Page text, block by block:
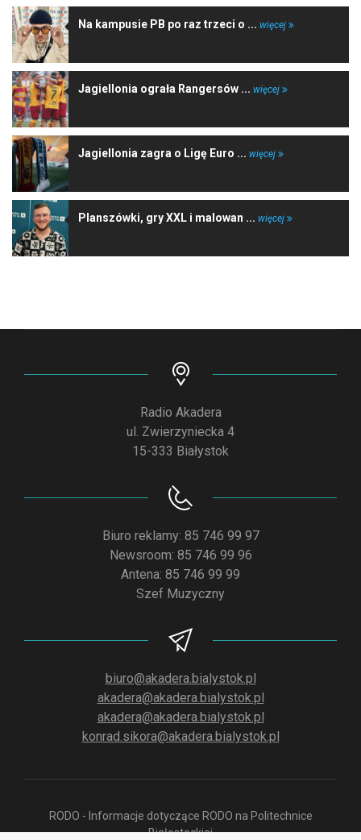
Na kampusie PB po raz trzeci o ... więcej
Jagiellonia ograła Rangersów ... więcej
Jagiellonia zagra o Ligę Euro ... więcej
Planszówki, gry XXL i malowan ... więcej
Radio Akadera
ul. Zwierzyniecka 4
15-333 Białystok
Biuro reklamy: 85 746 99 97
Newsroom: 85 746 99 96
Antena: 85 746 99 99
Szef Muzyczny
biuro@akadera.bialystok.pl
akadera@akadera.bialystok.pl
akadera@akadera.bialystok.pl
konrad.sikora@akadera.bialystok.pl
RODO - Informacje dotyczące RODO na Politechnice
Białostockiej